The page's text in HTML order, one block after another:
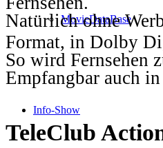
MovieDataBase
Info-Show
Natürlich ohne
Format, in Dolby
So wird Fernsehen
Empfangbar auch
TeleClub